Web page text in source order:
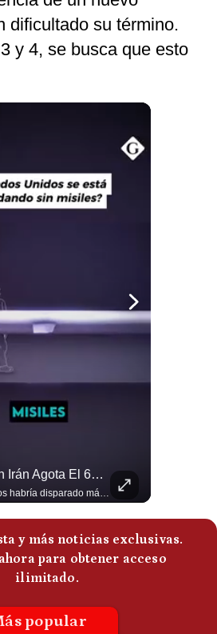
dificultado su término.
y 4, se busca que esto
Guerra Con Irán Agota El 61% De Los Interceptores Patriot De EE.UU. | #radar24